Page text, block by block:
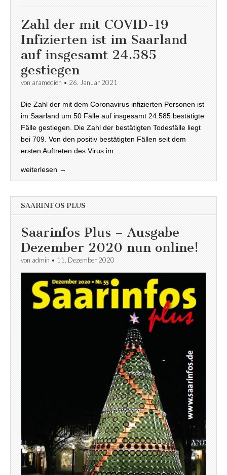
Zahl der mit COVID-19
Infizierten ist im Saarland
auf insgesamt 24.585
gestiegen
von aramedien • 26. Januar 2021
Die Zahl der mit dem Coronavirus infizierten Personen ist
im Saarland um 50 Fälle auf insgesamt 24.585 bestätigte
Fälle gestiegen. Die Zahl der bestätigten Todesfälle liegt
bei 709. Von den positiv bestätigten Fällen seit dem
ersten Auftreten des Virus im…
weiterlesen →
SAARINFOS PLUS
Saarinfos Plus – Ausgabe
Dezember 2020 nun online!
von admin • 11. Dezember 2020